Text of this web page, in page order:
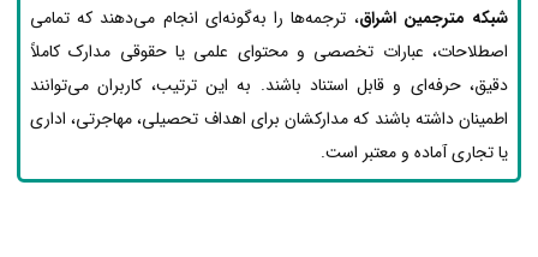
شبکه مترجمین اشراق، ترجمه‌ها را به‌گونه‌ای انجام می‌دهند که تمامی
اصطلاحات، عبارات تخصصی و محتوای علمی یا حقوقی مدارک کاملاً
دقیق، حرفه‌ای و قابل استناد باشند. به این ترتیب، کاربران می‌توانند
اطمینان داشته باشند که مدارکشان برای اهداف تحصیلی، مهاجرتی، اداری
یا تجاری آماده و معتبر است.